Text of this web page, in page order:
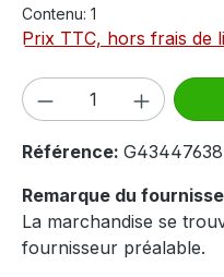
Contenu: 1
Prix TTC, hors frais de
Quantité de
Référence: G43447638
Remarque du
La marchandise se
fournisseur préalable.